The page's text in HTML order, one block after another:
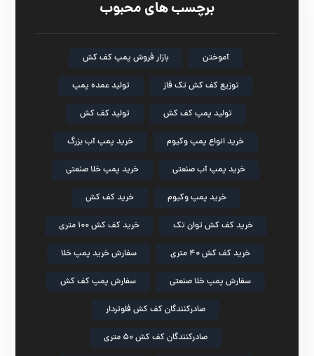
برچسب های محبوب
آموختن بازار فروش پمپ کف کش
توزیع کف کش تک فاز تولید عمده پمپ
تولید پمپ کف کش تولید کف کش
خرید انواع پمپ وکیوم خرید پمپ آب بزرگ
خرید پمپ آب صنعتی خرید پمپ خلا صنعتی
خرید پمپ وکیوم خرید کف کش
خرید کف کش توان تک خرید کف کش ۱۰۰ متری
خرید کف کش ۴۰ متری سفارش خرید پمپ خلا
سفارش پمپ خلا صنعتی سفارش پمپ کف کش
صادرکنندگان کف کش فلوتردار
صادرکنندگان کف کش ۵۰ متری